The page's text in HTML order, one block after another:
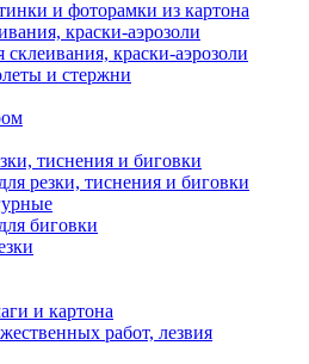
и фоторамки из картона
краски-аэрозоли
краски-аэрозоли
и стержни
тиснения и биговки
резки, тиснения и биговки
биговки
и картона
работ, лезвия